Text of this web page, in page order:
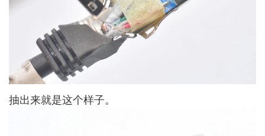
抽出来就是这个样子。